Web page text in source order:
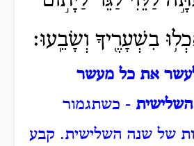
בִשְׁעָרֶ֖יךָ וְשָׂבֵֽעוּ׃
את כל מעשר
- כשתגמור
של שנה השלישית. קבע